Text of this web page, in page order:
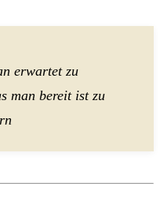
erwartet zu
man bereit ist zu